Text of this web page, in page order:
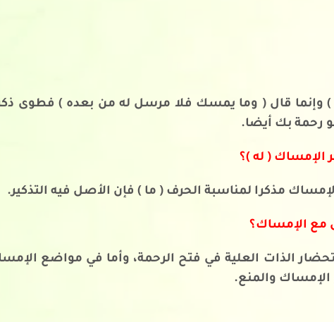
وإنما قال ( وما يمسك فلا مرسل له من بعده ) فطوى
رحمة بك أيضا.
الإمساك ( له )؟
مذكرا لمناسبة الحرف ( ما ) فإن الأصل فيه التذكير.
مع الإمساك؟
الذات العلية في فتح الرحمة، وأما في مواضع
والمنع.